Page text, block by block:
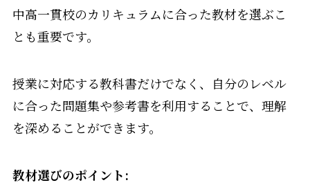
中高一貫校のカリキュラムに合った教材を選ぶこ
とも重要です。
授業に対応する教科書だけでなく、自分のレベル
に合った問題集や参考書を利用することで、理解
を深めることができます。
教材選びのポイント: